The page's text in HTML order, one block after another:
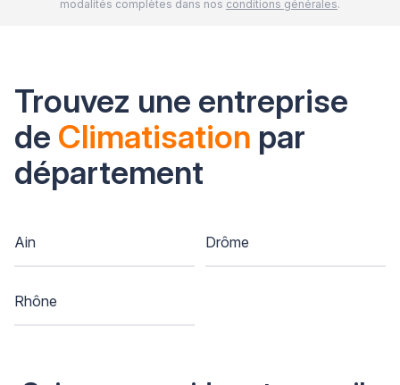
modalités complètes dans nos conditions générales.
Trouvez une entreprise
de Climatisation par
département
Ain Drôme
Rhône